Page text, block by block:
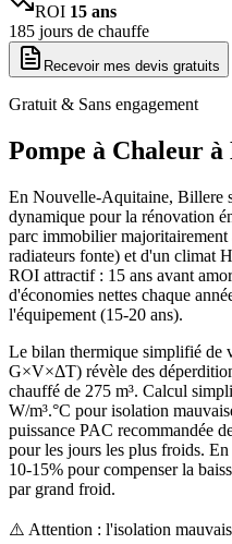
ROI 15 ans
185 jours de chauffe
Recevoir mes devis gratuits
Gratuit & Sans engagement
Pompe à Chaleur à
En Nouvelle-Aquitaine, Billere
dynamique pour la rénovation
parc immobilier
radiateurs fonte) et d'un climat
ROI attractif : 15 ans avant
d'économies nettes chaque
l'équipement (15-20 ans).
Le bilan thermique simplifié de
G×V×ΔT) révèle des
chauffé de 275 m³. Calcul
W/m³.°C pour isolation
puissance PAC recommandée
pour les jours les plus froids.
10-15% pour compenser la
par grand froid.
⚠️ Attention : l'isolation